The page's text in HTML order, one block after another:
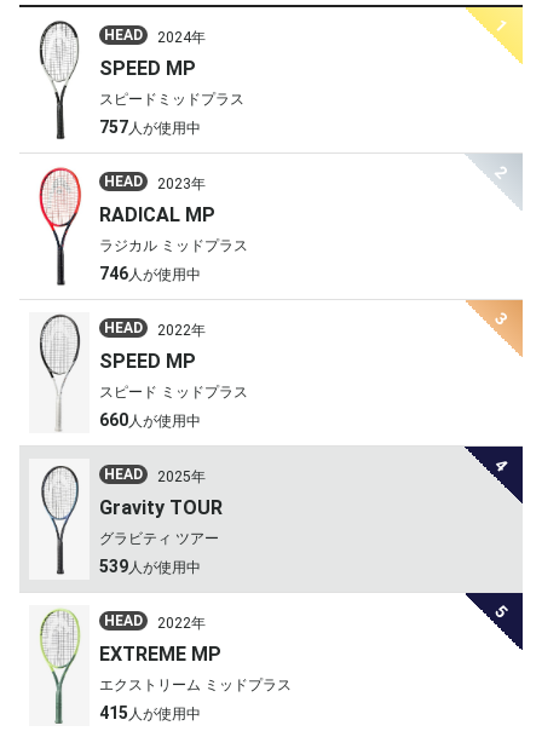
HEAD 2024年
SPEED MP
スピードミッドプラス
757 人が使用中
1
HEAD 2023年
RADICAL MP
ラジカル ミッドプラス
746 人が使用中
2
HEAD 2022年
SPEED MP
スピード ミッドプラス
660 人が使用中
3
HEAD 2025年
Gravity TOUR
グラビティ ツアー
539 人が使用中
4
HEAD 2022年
EXTREME MP
エクストリーム ミッドプラス
415 人が使用中
5